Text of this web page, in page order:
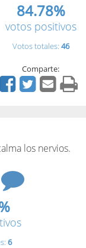
84.78%
votos positivos
Votos totales: 46
Comparte:
los nervios.
6